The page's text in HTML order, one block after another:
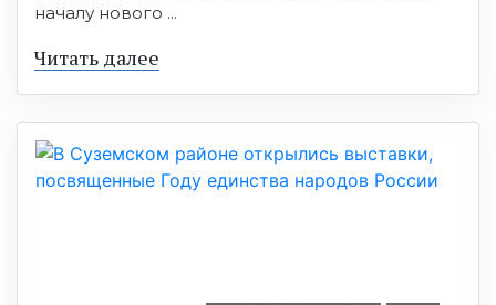
началу нового ...
Читать далее